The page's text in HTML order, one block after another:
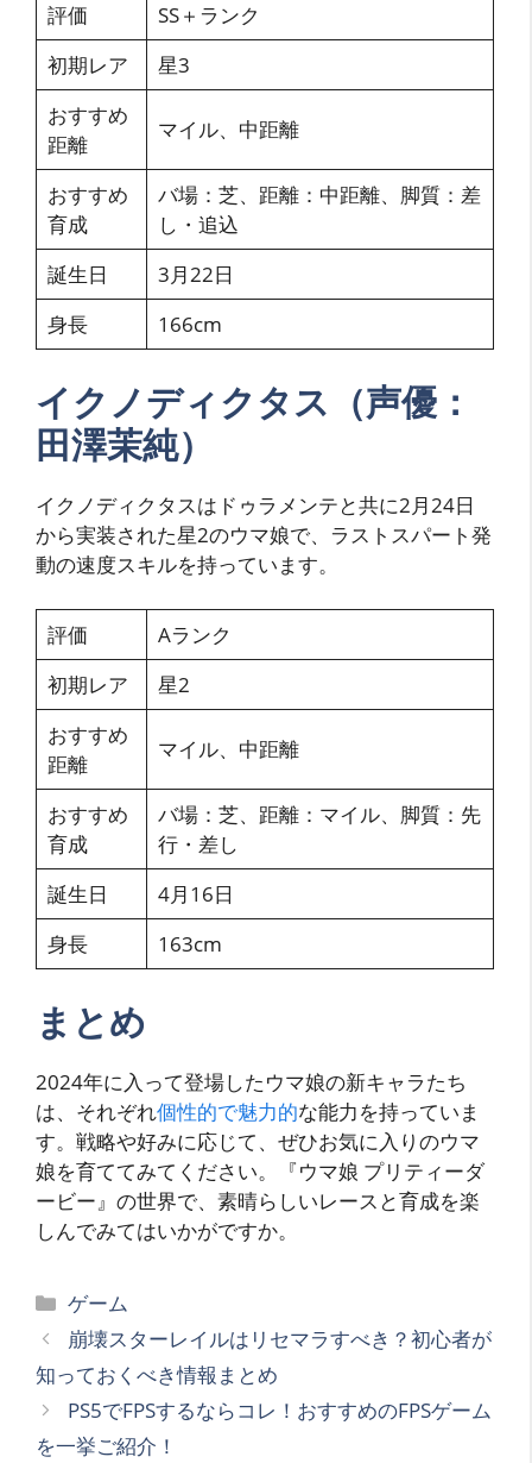
評価
SS＋ランク
初期レア
星3
おすすめ
距離
マイル、中距離
おすすめ
育成
バ場：芝、距離：中距離、脚質：差
し・追込
誕生日
3月22日
身長
166cm
イクノディクタス（声優：
田澤茉純）
イクノディクタスはドゥラメンテと共に2月24日
から実装された星2のウマ娘で、ラストスパート発
動の速度スキルを持っています。
評価
Aランク
初期レア
星2
おすすめ
距離
マイル、中距離
おすすめ
育成
バ場：芝、距離：マイル、脚質：先
行・差し
誕生日
4月16日
身長
163cm
まとめ
2024年に入って登場したウマ娘の新キャラたち
は、それぞれ個性的で魅力的な能力を持っていま
す。戦略や好みに応じて、ぜひお気に入りのウマ
娘を育ててみてください。『ウマ娘 プリティーダ
ービー』の世界で、素晴らしいレースと育成を楽
しんでみてはいかがですか。
カ
テ
ゴ
リ
ー
ゲーム
崩壊スターレイルはリセマラすべき？初心者が
知っておくべき情報まとめ
PS5でFPSするならコレ！おすすめのFPSゲーム
を一挙ご紹介！